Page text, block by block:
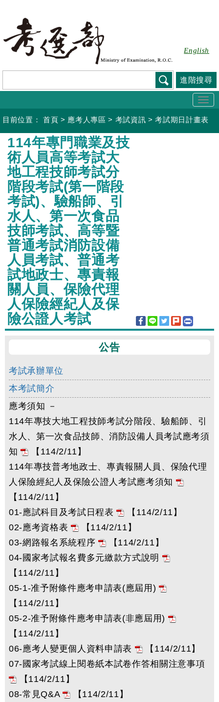
要
容
English
進階搜尋
目前位置： 首頁 > 應考人專區 > 考試資訊 >考試期日計畫表
:::
114年專門職業及技
術人員高等考試大
地工程技師考試分
階段考試(第一階段
考試)、驗船師、引
水人、第一次食品
技師考試、高等暨
普通考試消防設備
人員考試、普通考
試地政士、專責報
關人員、保險代理
人保險經紀人及保
險公證人考試
公告
考試承辦單位
本考試簡介
應考須知 －
114年專技大地工程技師考試分階段、驗船師、引
水人、第一次食品技師、消防設備人員考試應考須
知
【114/2/11】
114年專技普考地政士、專責報關人員、保險代理
人保險經紀人及保險公證人考試應考須知
【114/2/11】
01-應試科目及考試日程表
【114/2/11】
02-應考資格表
【114/2/11】
03-網路報名系統程序
【114/2/11】
04-國家考試報名費多元繳款方式說明
【114/2/11】
05-1-准予附條件應考申請表(應屆用)
【114/2/11】
05-2-准予附條件應考申請表(非應屆用)
【114/2/11】
06-應考人變更個人資料申請表
【114/2/11】
07-國家考試線上閱卷紙本試卷作答相關注意事項
【114/2/11】
08-常見Q&A
【114/2/11】